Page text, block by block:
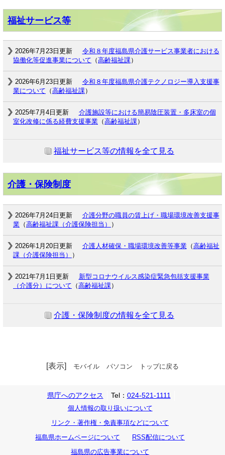
福祉サービス等
2026年7月23日更新
令和８年度福島県介護サービス事業者における
協働化等促進事業について （高齢福祉課）
2026年6月23日更新
令和８年度福島県介護テクノロジー導入支援事
業について （高齢福祉課）
2025年7月4日更新
介護施設等における簡易陰圧装置・多床室の個
室化改修に係る経費支援事業 （高齢福祉課）
福祉サービス等の情報を全て見る
介護・保険制度
2026年7月24日更新
介護分野の職員の賃上げ・職場環境改善支援事
業 （高齢福祉課（介護保険担当） ）
2026年1月20日更新 介護人材確保・職場環境改善等事業（高齢福祉
課（介護保険担当）
）
2021年7月1日更新
新型コロナウイルス感染症緊急包括支援事業
（介護分）について （高齢福祉課 ）
介護・保険制度の情報を全て見る
[表示] モバイル パソコン トップに戻る
県庁へのアクセス Tel： 024-521-1111
個人情報の取り扱いについて
リンク・著作権・免責事項などについて
福島県ホームページについて
RSS配信について
福島県の広告事業について